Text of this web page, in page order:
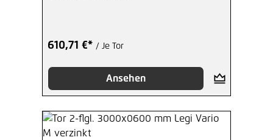
610,71 €* / Je Tor
Ansehen